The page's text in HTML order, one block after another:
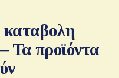
Τα προϊόντα